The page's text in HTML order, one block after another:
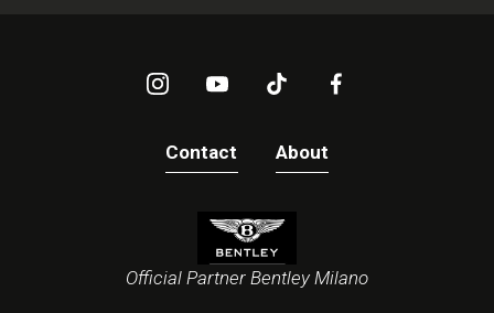
Contact About
Official Partner Bentley Milano